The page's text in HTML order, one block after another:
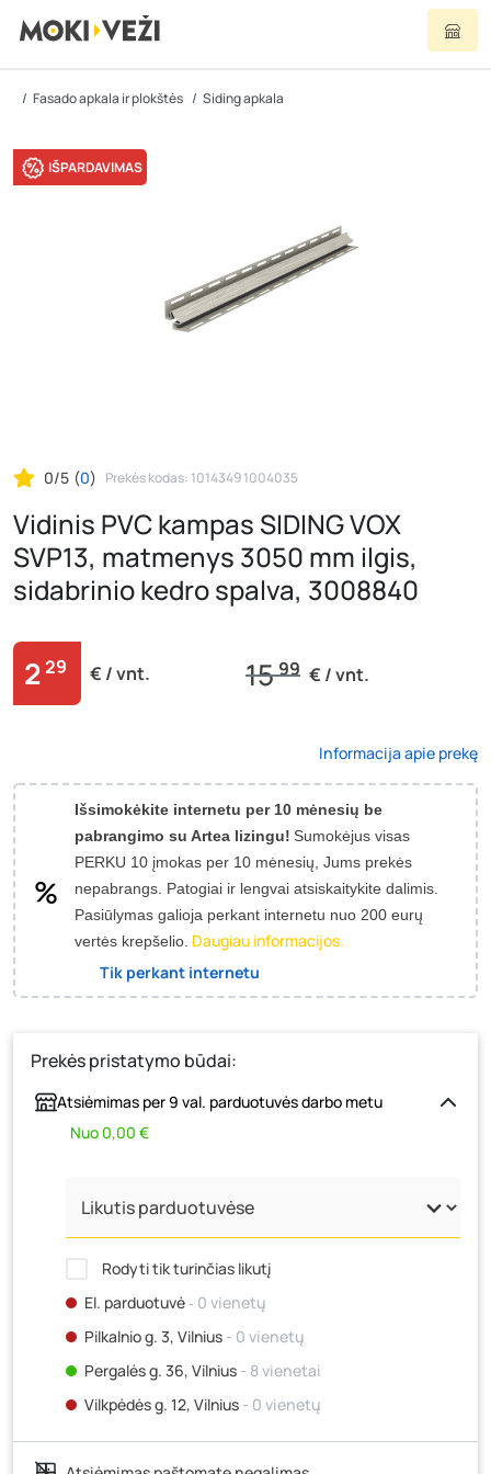
Fasado apkala ir plokštės Siding apkala
IŠPARDAVIMAS
0/5 (0) Prekės kodas: 1014349 1004035
Vidinis PVC kampas SIDING VOX
SVP13, matmenys 3050 mm ilgis,
sidabrinio kedro spalva, 3008840
229 € / vnt. 1599 € / vnt.
Informacija apie prekę
Išsimokėkite internetu per 10 mėnesių be
pabrangimo su Artea lizingu! Sumokėjus visas
PERKU 10 įmokas per 10 mėnesių, Jums prekės
nepabrangs. Patogiai ir lengvai atsiskaitykite dalimis.
Pasiūlymas galioja perkant internetu nuo 200 eurų
vertės krepšelio. Daugiau informacijos.
Tik perkant internetu
Prekės pristatymo būdai:
Atsiėmimas per 9 val. parduotuvės darbo metu
Nuo 0,00 €
Rodyti tik turinčias likutį
El. parduotuvė‐ 0 vienetų
Pilkalnio g. 3, Vilnius - 0 vienetų
Pergalės g. 36, Vilnius - 8 vienetai
Vilkpėdės g. 12, Vilnius - 0 vienetų
Ateities g. 15, Vilnius- 0 vienetų